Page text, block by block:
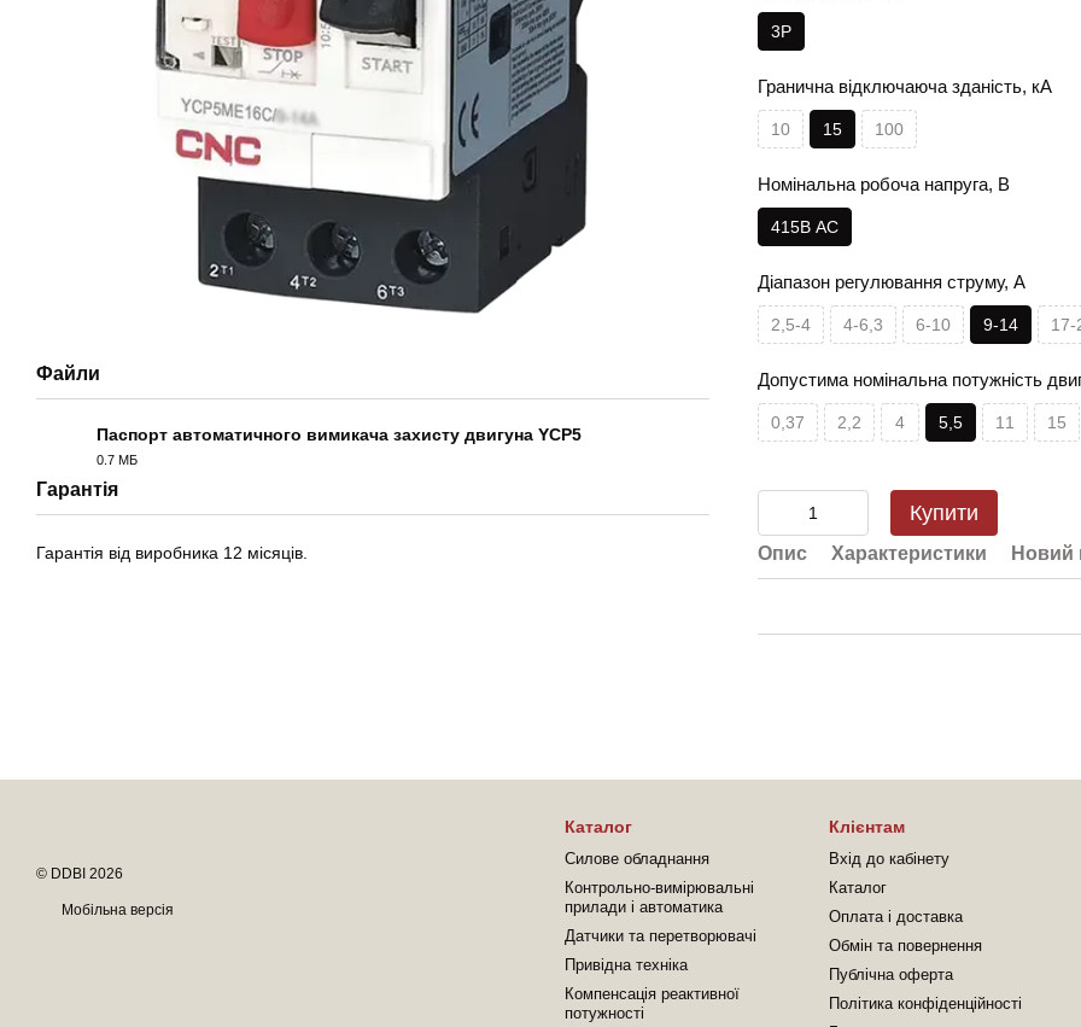
Файли
Паспорт автоматичного вимикача захисту двигуна YCP5
0.7 МБ
Гарантія
Гарантія від виробника 12 місяців.
3Р
Гранична відключаюча зданість, кА
10 15 100
Номінальна робоча напруга, В
415В АС
Діапазон регулювання струму, А
2,5-4 4-6,3 6-10 9-14 17-
Допустима номінальна потужність
0,37 2,2 4 5,5 11 15
Купити
Опис Характеристики Новий
© DDBI 2026
Мобільна версія
Каталог
Силове обладнання
Контрольно-вимірювальні
прилади і автоматика
Датчики та перетворювачі
Привідна техніка
Компенсація реактивної
потужності
Клієнтам
Вхід до кабінету
Каталог
Оплата і доставка
Обмін та повернення
Публічна оферта
Політика конфіденційності